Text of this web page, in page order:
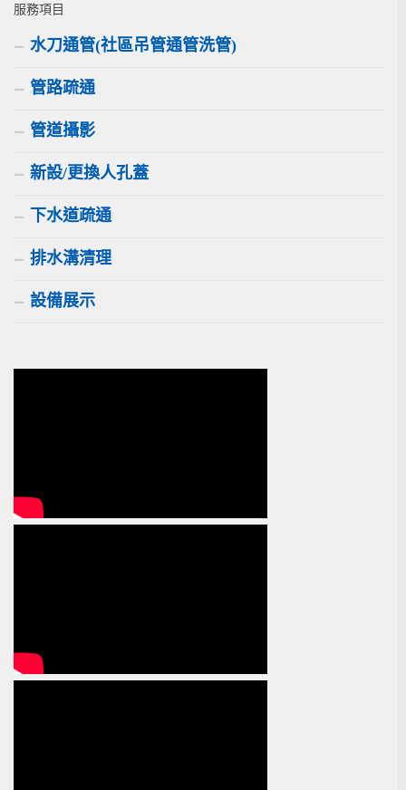
服務項目
水刀通管(社區吊管通管洗管)
管路疏通
管道攝影
新設/更換人孔蓋
下水道疏通
排水溝清理
設備展示